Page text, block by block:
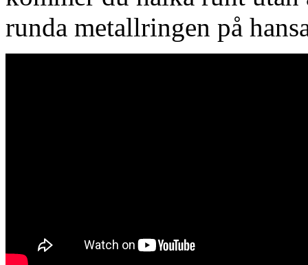
runda metallringen på